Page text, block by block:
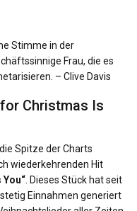
Stimme in der
Frau, die es
– Clive Davis
Christmas Is
Spitze der Charts
wiederkehrenden Hit
. Dieses Stück hat seit
Einnahmen generiert